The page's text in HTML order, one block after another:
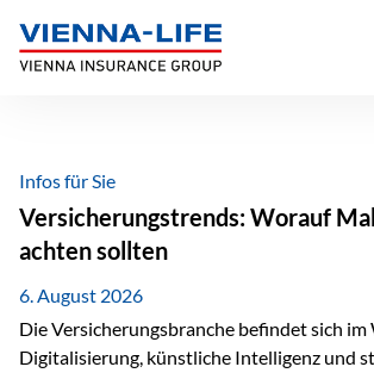
Inhalt
springen
Infos für Sie
Versicherungstrends: Worauf
achten sollten
6. August 2026
Die Versicherungsbranche befindet sich im
Digitalisierung, künstliche Intelligenz und